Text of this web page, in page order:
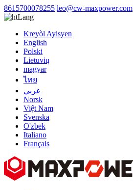
8615700078255 leo@cw-maxpower.com
Lang
Kreyòl Ayisyen
English
Polski
Lietuvių
magyar
ไทย
عربي
Norsk
Việt Nam
Svenska
O'zbek
Italiano
Français